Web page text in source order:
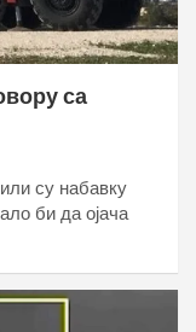
са
су набавку
би да ојача